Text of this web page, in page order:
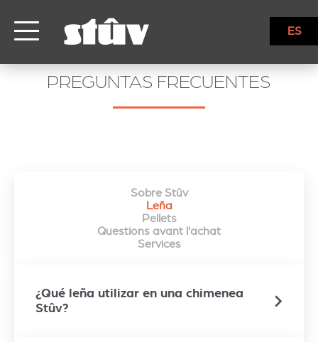
ES
PREGUNTAS FRECUENTES
Sobre Stûv
Leña
Pellets
Questions avant l'achat
Services
¿Qué leña utilizar en una chimenea
Stûv?